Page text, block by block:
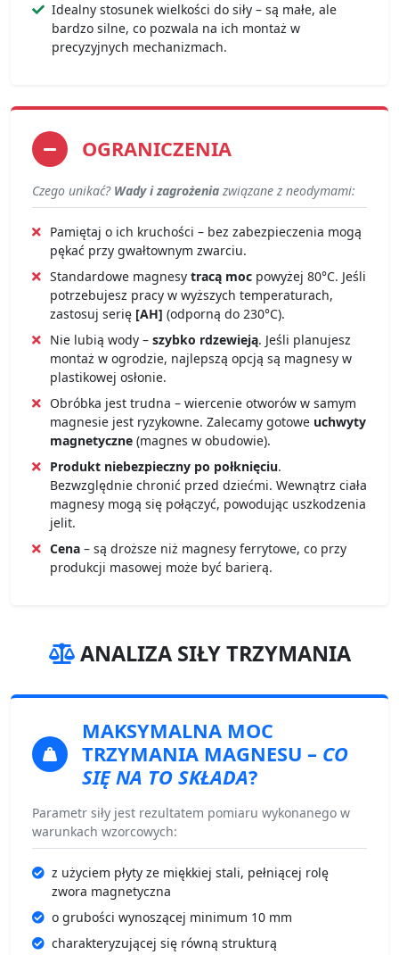
Idealny stosunek wielkości do siły – są małe, ale
bardzo silne, co pozwala na ich montaż w
precyzyjnych mechanizmach.
OGRANICZENIA
Czego unikać? Wady i zagrożenia związane z neodymami:
Pamiętaj o ich kruchości – bez zabezpieczenia mogą
pękać przy gwałtownym zwarciu.
Standardowe magnesy tracą moc powyżej 80°C. Jeśli
potrzebujesz pracy w wyższych temperaturach,
zastosuj serię [AH] (odporną do 230°C).
Nie lubią wody – szybko rdzewieją. Jeśli planujesz
montaż w ogrodzie, najlepszą opcją są magnesy w
plastikowej osłonie.
Obróbka jest trudna – wiercenie otworów w samym
magnesie jest ryzykowne. Zalecamy gotowe uchwyty
magnetyczne (magnes w obudowie).
Produkt niebezpieczny po połknięciu.
Bezwzględnie chronić przed dziećmi. Wewnątrz ciała
magnesy mogą się połączyć, powodując uszkodzenia
jelit.
Cena – są droższe niż magnesy ferrytowe, co przy
produkcji masowej może być barierą.
ANALIZA SIŁY TRZYMANIA
MAKSYMALNA MOC
TRZYMANIA MAGNESU – CO
SIĘ NA TO SKŁADA?
Parametr siły jest rezultatem pomiaru wykonanego w
warunkach wzorcowych:
z użyciem płyty ze miękkiej stali, pełniącej rolę
zwora magnetyczna
o grubości wynoszącej minimum 10 mm
charakteryzującej się równą strukturą